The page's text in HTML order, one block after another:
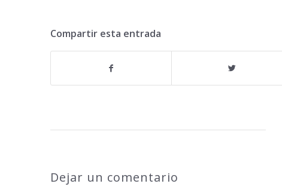
Compartir esta entrada
Dejar un comentario